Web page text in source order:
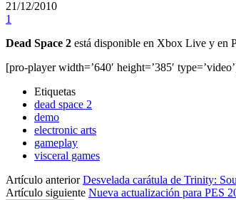
21/12/2010
1
Dead Space 2 está disponible en Xbox Live y en
[pro-player width=’640′ height=’385′
Etiquetas
dead space 2
demo
electronic arts
gameplay
visceral games
Artículo anterior Desvelada carátula de Trinity:
Artículo siguiente Nueva actualización para PES